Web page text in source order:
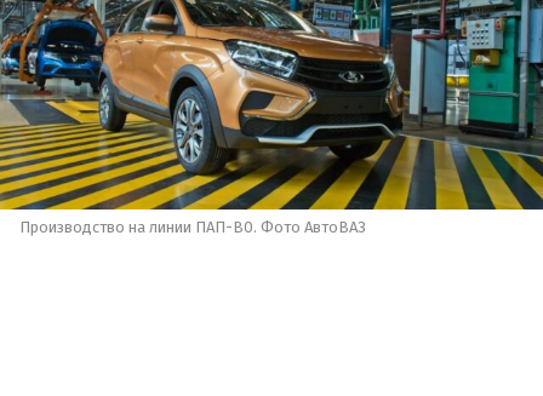
Производство на линии ПАП-B0. Фото АвтоВАЗ